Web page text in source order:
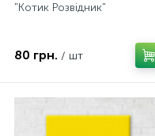
"Котик Розвідник"
80 грн. / шт